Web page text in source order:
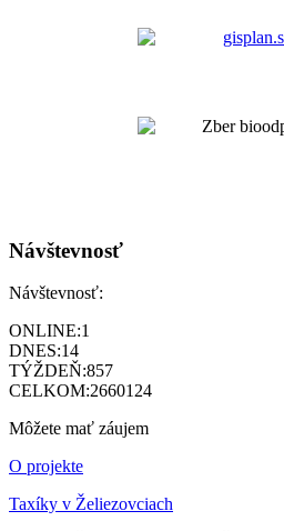
Návštevnosť
Návštevnosť:
ONLINE:1
DNES:14
TÝŽDEŇ:857
CELKOM:2660124
Môžete mať záujem
O projekte
Taxíky v Želiezovciach